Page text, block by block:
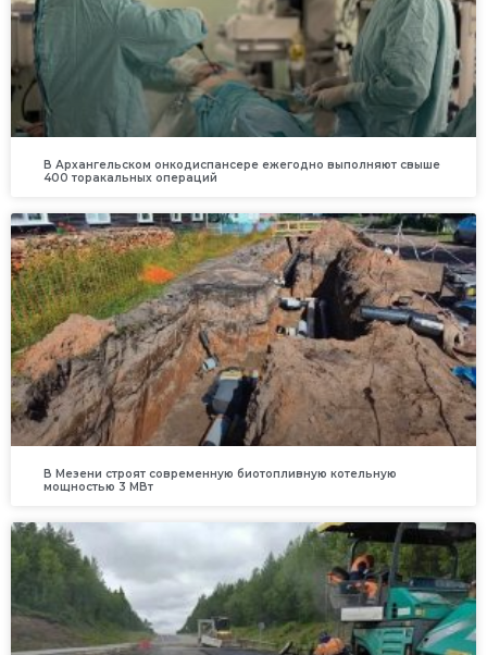
В Архангельском онкодиспансере ежегодно выполняют свыше
400 торакальных операций
В Мезени строят современную биотопливную котельную
мощностью 3 МВт